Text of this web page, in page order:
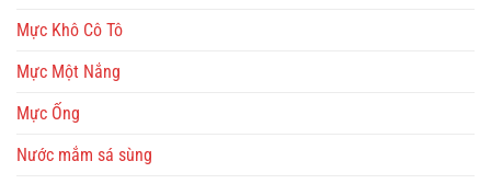
Mực Khô Cô Tô
Mực Một Nắng
Mực Ống
Nước mắm sá sùng